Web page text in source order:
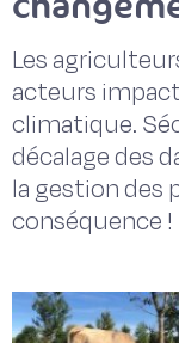
Les
acteurs
climatique.
décalage des
la gestion des
conséquence !